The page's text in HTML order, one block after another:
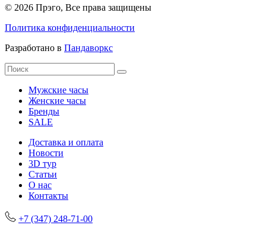
© 2026 Прэго, Все права защищены
Политика конфиденциальности
Разработано в Пандаворкс
Мужские часы
Женские часы
Бренды
SALE
Доставка и оплата
Новости
3D тур
Статьи
О нас
Контакты
+7 (347) 248-71-00